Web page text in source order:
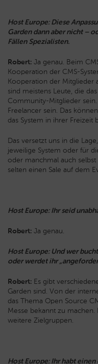
Host Europe: Diese
Garden dann aber nicht –
Fällen Spezialisten.
Robert: Ja genau. Beim
Kooperation der CMS-
Kooperation der Mitglieder
sind meistens Leute, die
Community-Mitglieder
Freelancer sein. Das
das System in ihrer Freizeit
Das versetzt uns in die
jeweilige System oder für
oder manchmal auch
selten einen Sale auf dem
Host Europe: Ihr seid
Robert: Ja genau.
Host Europe: Und wer
oder werdet ihr
Robert: Es gibt
Garden sind. Von der
das Thema Open Source
Messe bekannt zu
weitere Zielgruppen.
Host Europe: Ihr habt